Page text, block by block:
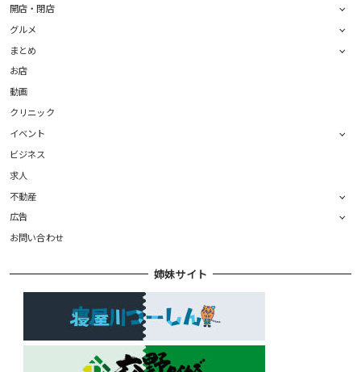
開店・閉店
グルメ
まとめ
お店
動画
クリニック
イベント
ビジネス
求人
不動産
広告
お問い合わせ
姉妹サイト